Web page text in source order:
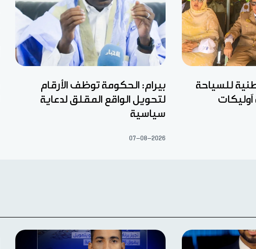
للسياحة
آوليكات
بيرام: الحكومة توظف الأرقام
لتحويل الواقع المقلق لدعاية
سياسية
07-08-2026